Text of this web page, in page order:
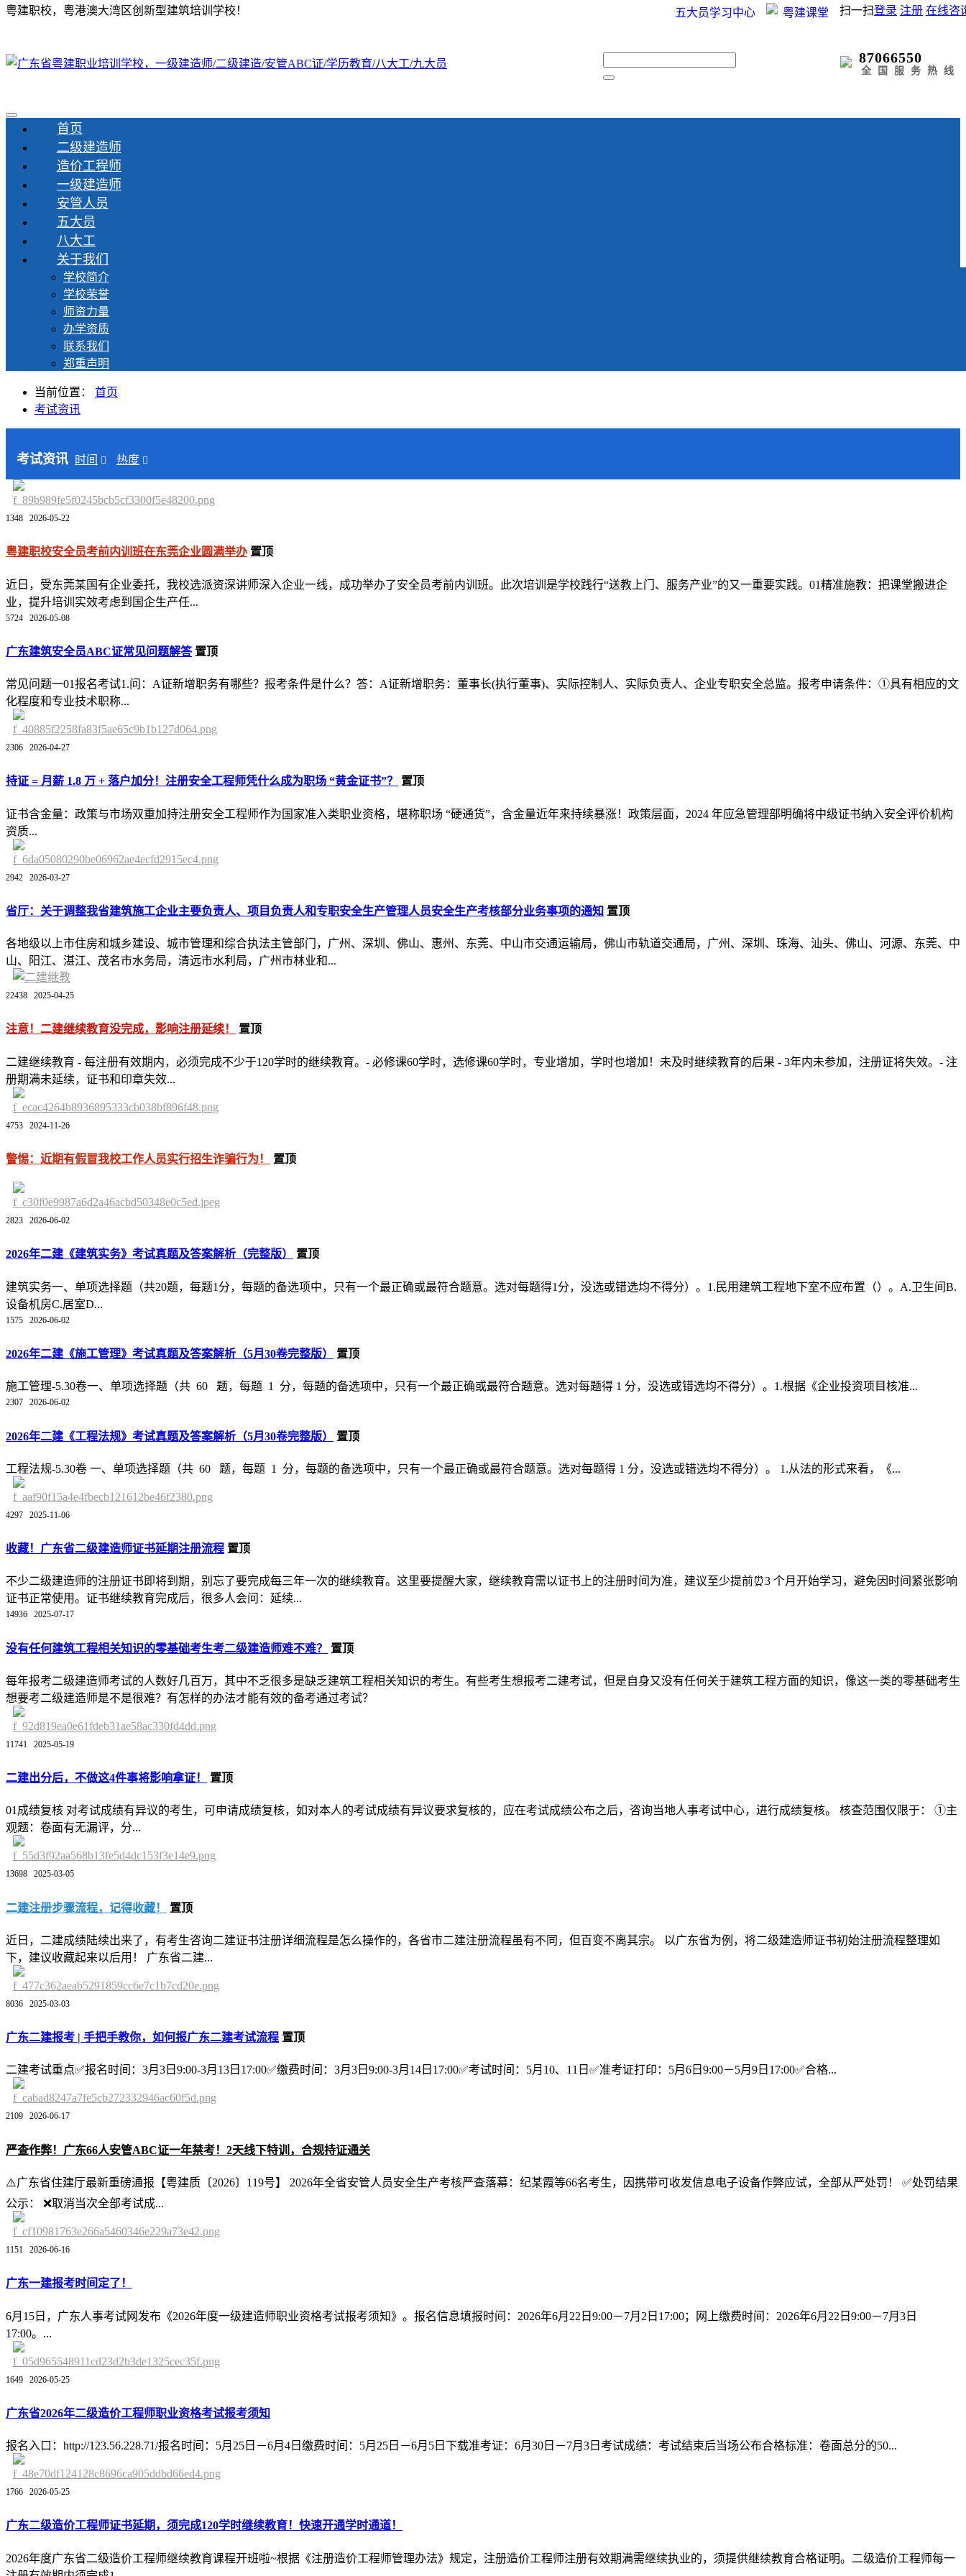
粤建职校，粤港澳大湾区创新型建筑培训学校！ 五大员学习中心 粤建课堂 登录 注册 在线咨
扫一扫
87066550
全国服务热线
首页
二级建造师
造价工程师
一级建造师
安管人员
五大员
八大工
关于我们
学校简介
学校荣誉
师资力量
办学资质
联系我们
郑重声明
当前位置：
首页
考试资讯
考试资讯 时间 热度
1348 2026-05-22
粤建职校安全员考前内训班在东莞企业圆满举办 置顶
近日，受东莞某国有企业委托，我校选派资深讲师深入企业一线，成功举办了安全员考前内训班。此次培训是学校践行“送教上门、服务产业”的又一重要实践。01精准施教：把课堂搬进企
业，提升培训实效考虑到国企生产任...
5724 2026-05-08
广东建筑安全员ABC证常见问题解答 置顶
常见问题一01报名考试1.问：A证新增职务有哪些？报考条件是什么？答：A证新增职务：董事长(执行董事)、实际控制人、实际负责人、企业专职安全总监。报考申请条件：①具有相应的文
化程度和专业技术职称...
2306 2026-04-27
持证 = 月薪 1.8 万 + 落户加分！注册安全工程师凭什么成为职场 “黄金证书”？ 置顶
证书含金量：政策与市场双重加持注册安全工程师作为国家准入类职业资格，堪称职场 “硬通货”，含金量近年来持续暴涨！政策层面，2024 年应急管理部明确将中级证书纳入安全评价机构
资质...
2942 2026-03-27
省厅：关于调整我省建筑施工企业主要负责人、项目负责人和专职安全生产管理人员安全生产考核部分业务事项的通知 置顶
各地级以上市住房和城乡建设、城市管理和综合执法主管部门，广州、深圳、佛山、惠州、东莞、中山市交通运输局，佛山市轨道交通局，广州、深圳、珠海、汕头、佛山、河源、东莞、中
山、阳江、湛江、茂名市水务局，清远市水利局，广州市林业和...
22438 2025-04-25
注意！二建继续教育没完成，影响注册延续！ 置顶
二建继续教育 - 每注册有效期内，必须完成不少于120学时的继续教育。- 必修课60学时，选修课60学时，专业增加，学时也增加！未及时继续教育的后果 - 3年内未参加，注册证将失效。- 注
册期满未延续，证书和印章失效...
4753 2024-11-26
警惕：近期有假冒我校工作人员实行招生诈骗行为！ 置顶
2823 2026-06-02
2026年二建《建筑实务》考试真题及答案解析（完整版） 置顶
建筑实务一、单项选择题（共20题，每题1分，每题的备选项中，只有一个最正确或最符合题意。选对每题得1分，没选或错选均不得分）。1.民用建筑工程地下室不应布置（）。A.卫生间B.
设备机房C.居室D...
1575 2026-06-02
2026年二建《施工管理》考试真题及答案解析（5月30卷完整版） 置顶
施工管理-5.30卷一、单项选择题（共 60 题，每题 1 分，每题的备选项中，只有一个最正确或最符合题意。选对每题得 1 分，没选或错选均不得分）。1.根据《企业投资项目核准...
2307 2026-06-02
2026年二建《工程法规》考试真题及答案解析（5月30卷完整版） 置顶
工程法规-5.30卷 一、单项选择题（共 60 题，每题 1 分，每题的备选项中，只有一个最正确或最符合题意。选对每题得 1 分，没选或错选均不得分）。 1.从法的形式来看，《...
4297 2025-11-06
收藏！广东省二级建造师证书延期注册流程 置顶
不少二级建造师的注册证书即将到期，别忘了要完成每三年一次的继续教育。这里要提醒大家，继续教育需以证书上的注册时间为准，建议至少提前⏰3 个月开始学习，避免因时间紧张影响
证书正常使用。证书继续教育完成后，很多人会问：延续...
14936 2025-07-17
没有任何建筑工程相关知识的零基础考生考二级建造师难不难？ 置顶
每年报考二级建造师考试的人数好几百万，其中不乏很多是缺乏建筑工程相关知识的考生。有些考生想报考二建考试，但是自身又没有任何关于建筑工程方面的知识，像这一类的零基础考生
想要考二级建造师是不是很难？有怎样的办法才能有效的备考通过考试？
11741 2025-05-19
二建出分后，不做这4件事将影响拿证！ 置顶
01成绩复核 对考试成绩有异议的考生，可申请成绩复核，如对本人的考试成绩有异议要求复核的，应在考试成绩公布之后，咨询当地人事考试中心，进行成绩复核。 核查范围仅限于： ①主
观题：卷面有无漏评，分...
13698 2025-03-05
二建注册步骤流程，记得收藏！ 置顶
近日，二建成绩陆续出来了，有考生咨询二建证书注册详细流程是怎么操作的，各省市二建注册流程虽有不同，但百变不离其宗。 以广东省为例，将二级建造师证书初始注册流程整理如
下，建议收藏起来以后用！ 广东省二建...
8036 2025-03-03
广东二建报考 | 手把手教你，如何报广东二建考试流程 置顶
二建考试重点✅报名时间：3月3日9:00-3月13日17:00✅缴费时间：3月3日9:00-3月14日17:00✅考试时间：5月10、11日✅准考证打印：5月6日9:00－5月9日17:00✅合格...
2109 2026-06-17
严查作弊！广东66人安管ABC证一年禁考！2天线下特训，合规持证通关
⚠️广东省住建厅最新重磅通报【粤建质〔2026〕119号】 2026年全省安管人员安全生产考核严查落幕：纪某霞等66名考生，因携带可收发信息电子设备作弊应试，全部从严处罚！ ✅处罚结果
公示： ❌取消当次全部考试成...
1151 2026-06-16
广东一建报考时间定了！
6月15日，广东人事考试网发布《2026年度一级建造师职业资格考试报考须知》。报名信息填报时间：2026年6月22日9:00－7月2日17:00；网上缴费时间：2026年6月22日9:00－7月3日
17:00。...
1649 2026-05-25
广东省2026年二级造价工程师职业资格考试报考须知
报名入口：http://123.56.228.71/报名时间：5月25日－6月4日缴费时间：5月25日－6月5日下载准考证：6月30日－7月3日考试成绩：考试结束后当场公布合格标准：卷面总分的50...
1766 2026-05-25
广东二级造价工程师证书延期，须完成120学时继续教育！快速开通学时通道！
2026年度广东省二级造价工程师继续教育课程开班啦~根据《注册造价工程师管理办法》规定，注册造价工程师注册有效期满需继续执业的，须提供继续教育合格证明。二级造价工程师每一